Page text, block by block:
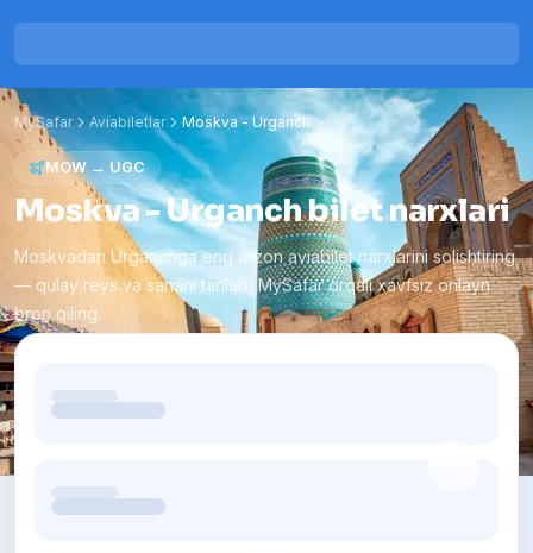
MySafar Aviabiletlar Moskva-Urganch
MOW→ UGC
Moskva - Urganch bilet narxlari
Moskvadan Urganchga eng arzon aviabilet narxlarini solishtiring
— qulay reys va sanani tanlab, MySafar orqali xavfsiz onlayn
bron qiling.